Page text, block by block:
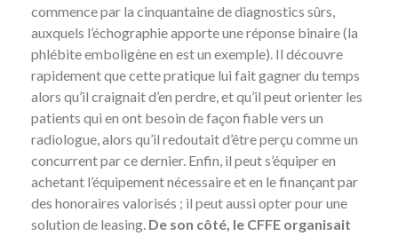
commence par la cinquantaine de diagnostics sûrs,
auxquels l’échographie apporte une réponse binaire (la
phlébite emboligène en est un exemple). Il découvre
rapidement que cette pratique lui fait gagner du temps
alors qu’il craignait d’en perdre, et qu’il peut orienter les
patients qui en ont besoin de façon fiable vers un
radiologue, alors qu’il redoutait d’être perçu comme un
concurrent par ce dernier. Enfin, il peut s’équiper en
achetant l’équipement nécessaire et en le finançant par
des honoraires valorisés ; il peut aussi opter pour une
solution de leasing. De son côté, le CFFE organisait